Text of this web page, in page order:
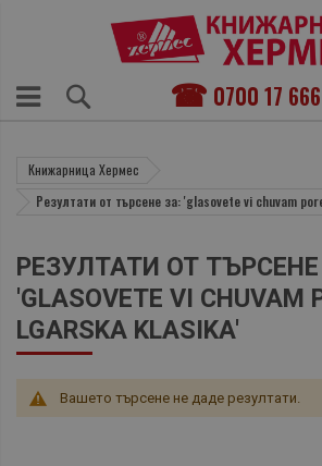
0700 17 666
Книжарница Хермес
Резултати от търсене за: 'glasovete vi chuvam
РЕЗУЛТАТИ ОТ ТЪРСЕНЕ
'GLASOVETE VI CHUVAM
LGARSKA KLASIKA'
Вашето търсене не даде резултати.